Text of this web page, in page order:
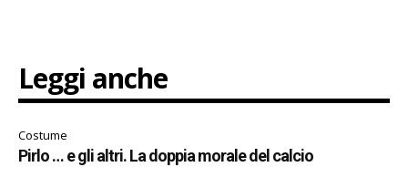
Leggi anche
Costume
Pirlo … e gli altri. La doppia morale del calcio